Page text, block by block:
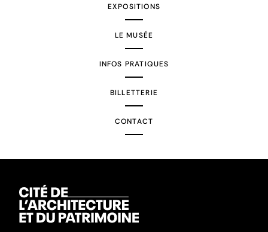
EXPOSITIONS
LE MUSÉE
INFOS PRATIQUES
BILLETTERIE
CONTACT